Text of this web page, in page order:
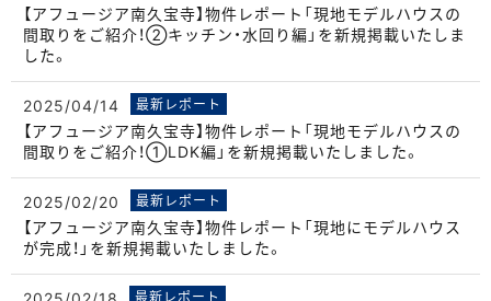
【アフュージア南久宝寺】物件レポート「現地モデルハウスの
間取りをご紹介！②キッチン・水回り編」を新規掲載いたしま
した。
2025/04/14 最新レポート
【アフュージア南久宝寺】物件レポート「現地モデルハウスの
間取りをご紹介！①LDK編」を新規掲載いたしました。
2025/02/20 最新レポート
【アフュージア南久宝寺】物件レポート「現地にモデルハウス
が完成！」を新規掲載いたしました。
最新レポート